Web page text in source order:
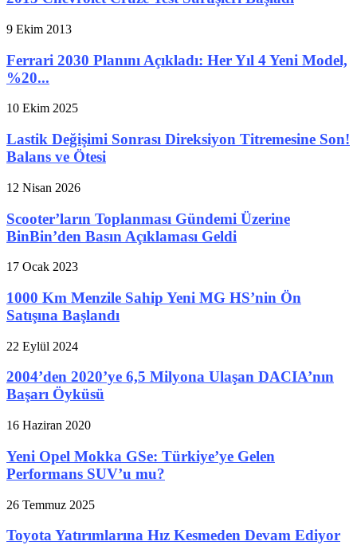
9 Ekim 2013
Ferrari 2030 Planını Açıkladı: Her Yıl 4 Yeni Model,
%20...
10 Ekim 2025
Lastik Değişimi Sonrası Direksiyon Titremesine Son!
Balans ve Ötesi
12 Nisan 2026
Scooter’ların Toplanması Gündemi Üzerine
BinBin’den Basın Açıklaması Geldi
17 Ocak 2023
1000 Km Menzile Sahip Yeni MG HS’nin Ön
Satışına Başlandı
22 Eylül 2024
2004’den 2020’ye 6,5 Milyona Ulaşan DACIA’nın
Başarı Öyküsü
16 Haziran 2020
Yeni Opel Mokka GSe: Türkiye’ye Gelen
Performans SUV’u mu?
26 Temmuz 2025
Toyota Yatırımlarına Hız Kesmeden Devam Ediyor